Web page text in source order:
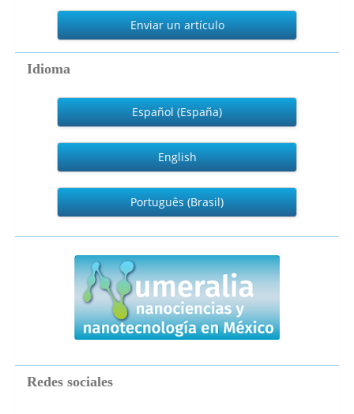
Enviar
artículo
Enviar un artículo
Idioma
Español (España)
English
Português (Brasil)
numeralia
Redes sociales